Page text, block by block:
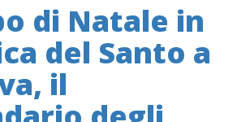
di Natale in
del Santo a
il